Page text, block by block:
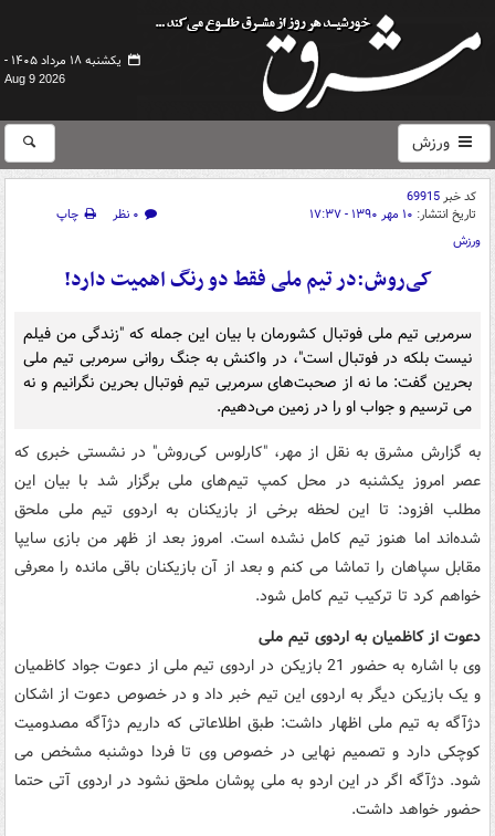
یکشنبه ۱۸ مرداد ۱۴۰۵ -
Aug 9 2026
ورزش
کد خبر69915
تاریخ انتشار: ۱۰ مهر ۱۳۹۰ - ۱۷:۳۷ ۰ نظر
چاپ
ورزش
کی‌روش:در تیم ملی فقط دو رنگ اهمیت دارد!
سرمربی تیم ملی فوتبال کشورمان با بیان این جمله که "زندگی من فیلم
‏نیست بلکه در فوتبال است"، در واکنش به جنگ روانی سرمربی تیم ملی
بحرین گفت: ما نه از صحبت‌های سرمربی تیم فوتبال بحرین نگرانیم و نه
می ترسیم و جواب او را در زمین می‌دهیم.
به گزارش مشرق به نقل از مهر، "کارلوس کی‌روش" در نشستی خبری که
عصر امروز یکشنبه در محل کمپ تیم‌های ملی برگزار شد با بیان این
مطلب افزود: تا این لحظه برخی از بازیکنان به اردوی تیم ملی ملحق
شده‌اند اما هنوز تیم کامل نشده است. امروز بعد از ظهر من بازی سایپا
مقابل سپاهان را تماشا می کنم و بعد از آن بازیکنان باقی مانده را معرفی
خواهم کرد تا ترکیب تیم کامل شود.
دعوت از کاظمیان به اردوی تیم ملی
وی با اشاره به حضور 21 بازیکن در اردوی تیم ملی از دعوت جواد کاظمیان
و یک بازیکن دیگر به اردوی این تیم خبر داد و در خصوص دعوت از اشکان
دژآگه به تیم ملی اظهار داشت: طبق اطلاعاتی که داریم دژآگه مصدومیت
کوچکی دارد و تصمیم نهایی در خصوص وی تا فردا دوشنبه مشخص می
شود. دژآگه اگر در این اردو به ملی پوشان ملحق نشود در اردوی آتی حتما
حضور خواهد داشت.